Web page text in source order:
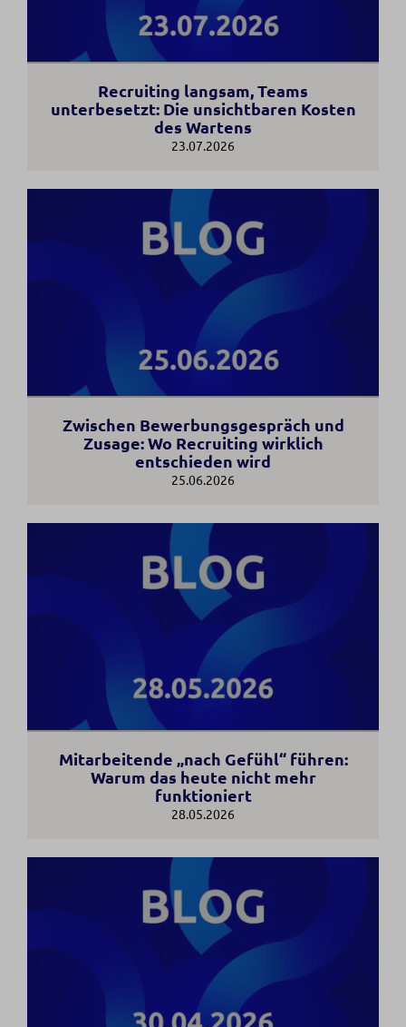
Recruiting langsam, Teams
unterbesetzt: Die unsichtbaren Kosten
des Wartens
23.07.2026
Zwischen Bewerbungsgespräch und
Zusage: Wo Recruiting wirklich
entschieden wird
25.06.2026
Mitarbeitende „nach Gefühl“ führen:
Warum das heute nicht mehr
funktioniert
28.05.2026